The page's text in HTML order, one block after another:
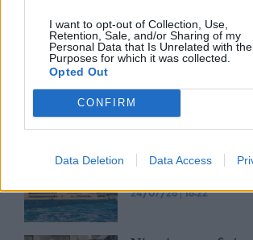
I want to opt-out of Collection, Use,
Retention, Sale, and/or Sharing of my
Personal Data that Is Unrelated with the
Purposes for which it was collected.
Opted Out
CONFIRM
Data Deletion Data Access
Η Ιαπωνία επικρίνει
τελωνειακούς
επέβαλαν οι
24/07/26|16:33
νέοι δασμοί των
Χρειάζεται να
24/07/26|16:22